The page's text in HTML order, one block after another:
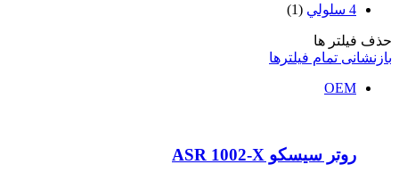
4 سلولي (1)
حذف فیلتر ها
بازنشانی تمام فیلترها
OEM
روتر سیسکو ASR 1002-X